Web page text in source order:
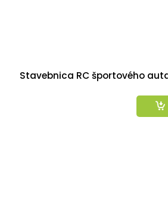
Stavebnica RC športového